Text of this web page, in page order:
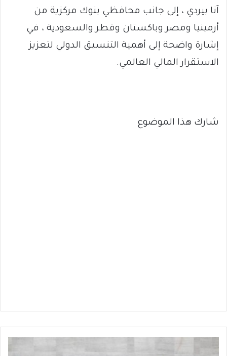
آنا بيردي ، إلى جانب محافظي بنوك مركزية من
أرمينيا ومصر وباكستان وقطر والسعودية ، في
إشارة واضحة إلى أهمية التنسيق الدولي لتعزيز
الاستقرار المالي العالمي.
شارك هذا الموضوع